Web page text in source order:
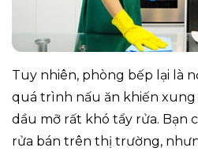
Tuy nhiên, phòng bếp lại là
quá trình nấu ăn khiến
dầu mỡ rất khó tẩy rửa. Bạn
rửa bán trên thị trường,